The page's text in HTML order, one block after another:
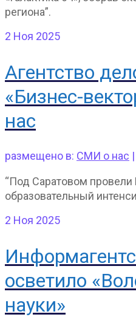
региона”.
2 Ноя 2025
Агентство
«Бизнес-
нас
размещено в: СМИ о нас |
“Под Саратовом провели
образовательный
2 Ноя 2025
осветило
науки»